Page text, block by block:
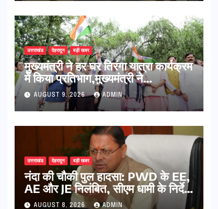
उत्तराखंड देहरादून बड़ी खबर
मुख्यमंत्री ने हर घर तिरंगा यात्रा कार्यक्रम
में किया प्रतिभाग,मुख्यमंत्री ने
प्रदेशवासियों से स्वतंत्रता दिवस पर अपने
घरों में तिरंगा फहराने का किया आवाह्न
AUGUST 9, 2026 ADMIN
उत्तराखंड देहरादून बड़ी खबर
नंदा की चौकी पुल हादसा: PWD के EE,
AE और JE निलंबित, सीएम धामी के निर्देश
पर सख्त कार्रवाई
AUGUST 8, 2026 ADMIN